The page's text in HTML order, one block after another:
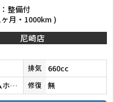
整備付
月・1000km )
尼崎店
排気 660cc
プレミアムホワイトパールⅡ 修復 無